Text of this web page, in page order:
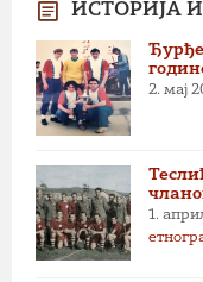
ИСТОРИЈА
2. мај
1.